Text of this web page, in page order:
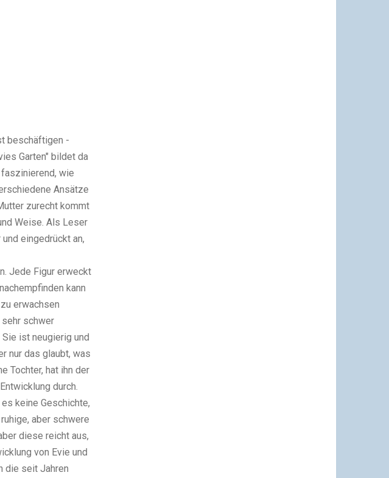
beschäftigen -
Garten" bildet da
wie
Ansätze
zurecht kommt
Weise. Als Leser
eingedrückt an,
Jede Figur erweckt
kann
erwachsen
sehr schwer
ist neugierig und
nur das glaubt, was
Tochter, hat ihn der
durch.
keine Geschichte,
aber schwere
diese reicht aus,
von Evie und
die seit Jahren